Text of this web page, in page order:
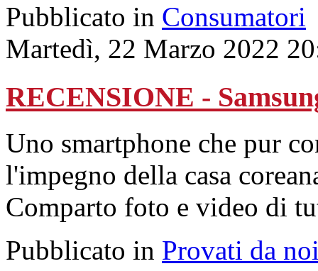
Pubblicato in Consumatori
Martedì, 22 Marzo 2022
RECENSIONE -
Uno smartphone che pur
l'impegno della casa
Comparto foto e video di
Pubblicato in Provati da